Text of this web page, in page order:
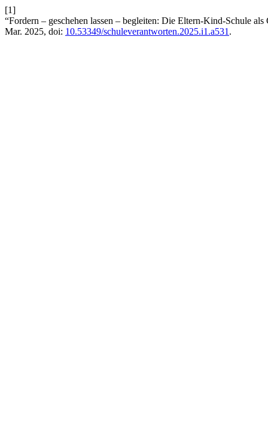
[1]
“Fordern – geschehen lassen – begleiten: Die Eltern-Kind-Schule
Mar. 2025, doi: 10.53349/schuleverantworten.2025.i1.a531 .